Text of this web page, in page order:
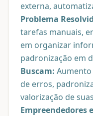
externa,
Problema
tarefas manuais,
em organizar
padronização em
Buscam:
de erros,
valorização de
Empreendedores